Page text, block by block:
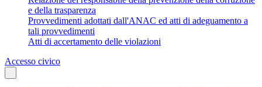
e della trasparenza
Provvedimenti adottati dall'ANAC ed atti di adeguamento a
tali provvedimenti
Atti di accertamento delle violazioni
Accesso civico